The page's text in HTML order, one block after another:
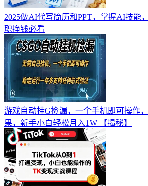
2025做AI代写简历和PPT，掌握AI技能
职挣钱必看
游戏自动挂G捡漏，一个手机即可操作
果，新手小白轻松月入1W 【揭秘】